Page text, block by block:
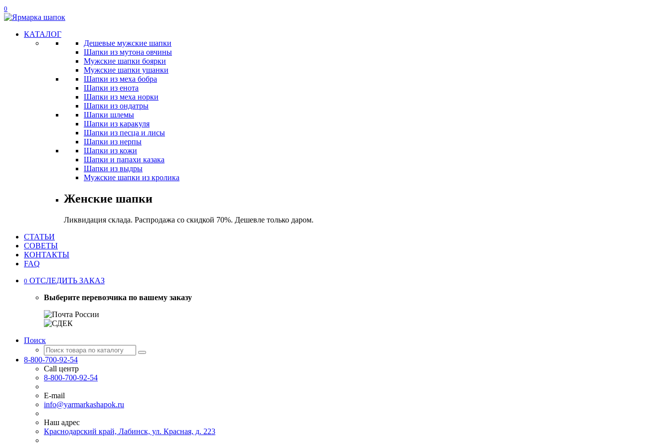
0
КАТАЛОГ
Дешевые мужские шапки
Шапки из мутона овчины
Мужские шапки боярки
Мужские шапки ушанки
Шапки из меха бобра
Шапки из енота
Шапки из меха норки
Шапки из ондатры
Шапки шлемы
Шапки из каракуля
Шапки из песца и лисы
Шапки из нерпы
Шапки из кожи
Шапки и папахи казака
Шапки из выдры
Мужские шапки из кролика
Женские шапки
Ликвидация склада. Распродажа со скидкой 70%. Дешевле только даром.
СТАТЬИ
СОВЕТЫ
КОНТАКТЫ
FAQ
0 ОТСЛЕДИТЬ ЗАКАЗ
Выберите перевозчика по вашему заказу
Поиск
8-800-700-92-54
Call центр
8-800-700-92-54
E-mail
info@yarmarkashapok.ru
Наш адрес
Краснодарский край, Лабинск, ул. Красная, д. 223